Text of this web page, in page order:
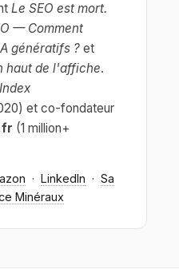
Le SEO est mort.
— Comment
génératifs ? et
haut de l'affiche.
Index
et co-fondateur
(1 million+
· LinkedIn · Sa
Minéraux